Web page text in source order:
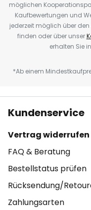
möglichen
Kaufbewertungen und
jederzeit möglich über den
finden oder über unser
erhalten Sie
*Ab einem
Kundenservice
Vertrag widerrufen
FAQ & Beratung
Bestellstatus prüfen
Rücksendung/
Zahlungsarten